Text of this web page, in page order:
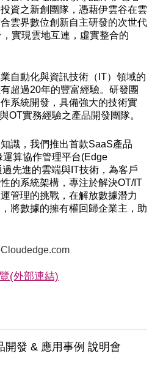
資之新創團隊，憑藉伊雲谷在雲
雲界數位創新自主研發的次世代
實現雲地互連，虛實整合的
自動化與資訊技術（IT）領域的
超過20年的豐富經驗。研發團
系統開發，具備強大的技術實
OT實務經驗之產品開發團隊。
識，我們推出首款SaaS產品
算協作管理平台(Edge
先進的雲端與IT技術，為客戶
的系統架構，專注於解決OT/IT
管理的挑戰，在解放數據潛力
將數據的擁有權回歸企業主，助
(外部連結)
開發 & 應用事例 說明會